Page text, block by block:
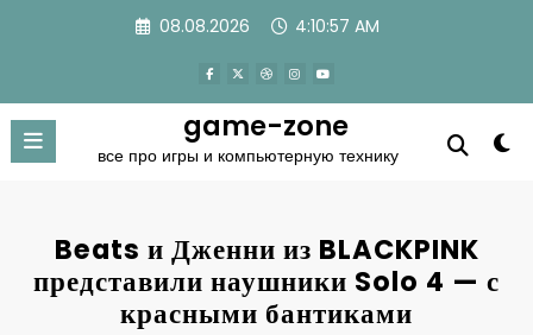
08.08.2026 4:10:57 AM
game-zone
все про игры и компьютерную технику
Beats и Дженни из BLACKPINK
представили наушники Solo 4 — с
красными бантиками